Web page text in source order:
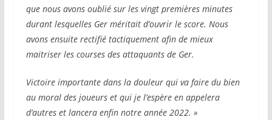
que nous avons oublié sur les vingt premières minutes
durant lesquelles Ger méritait d’ouvrir le score. Nous
avons ensuite rectifié tactiquement afin de mieux
maitriser les courses des attaquants de Ger.
Victoire importante dans la douleur qui va faire du bien
au moral des joueurs et qui je l’espère en appelera
d’autres et lancera enfin notre année 2022. »